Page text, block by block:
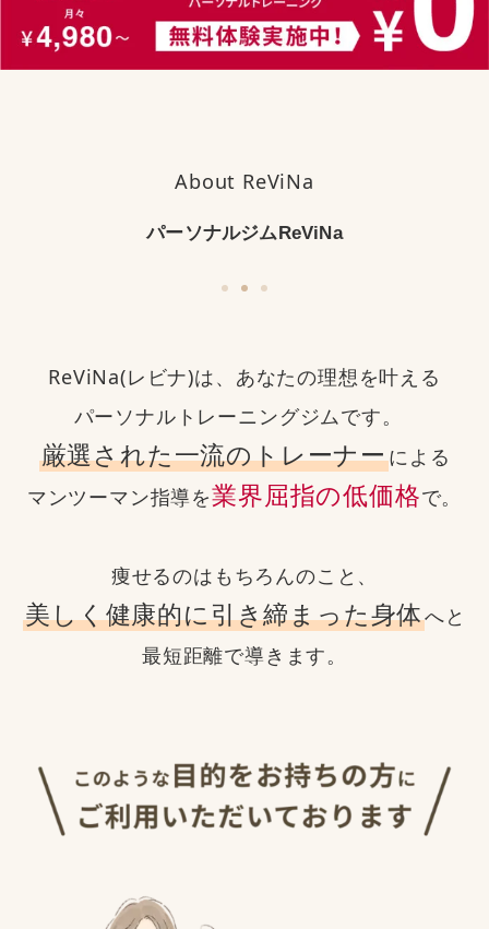
About ReViNa
パーソナルジムReViNa
ReViNa(レビナ)は、あなたの理想を叶える
パーソナルトレーニングジムです。
厳選された一流のトレーナーによる
マンツーマン指導を業界屈指の低価格で。
痩せるのはもちろんのこと、
美しく健康的に引き締まった身体へと
最短距離で導きます。